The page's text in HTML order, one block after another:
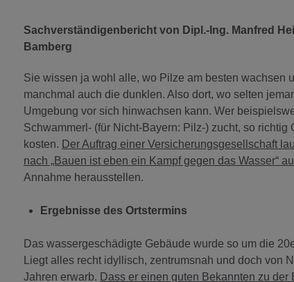
Sachverständigenbericht von Dipl.-Ing. Manfred
Bamberg
Sie wissen ja wohl alle, wo Pilze am besten wachsen
manchmal auch die dunklen. Also dort, wo selten
Umgebung vor sich hinwachsen kann. Wer
Schwammerl- (für Nicht-Bayern: Pilz-) zucht, so
kosten. Der Auftrag einer Versicherungsgesellschaft
nach „Bauen ist eben ein Kampf gegen das Wasser“
Annahme herausstellen.
Ergebnisse des Ortstermins
Das wassergeschädigte Gebäude wurde so um die
Liegt alles recht idyllisch, zentrumsnah und doch von
Jahren erwarb. Dass er einen guten Bekannten zu